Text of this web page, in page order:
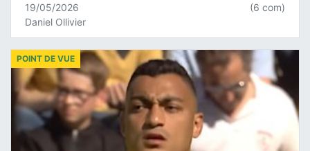
19/05/2026
Daniel Ollivier
(6 com)
POINT DE VUE